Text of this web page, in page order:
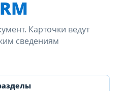
Карточки ведут
сведениям